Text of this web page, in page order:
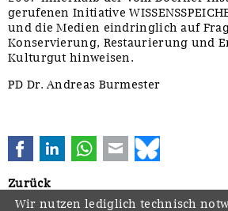
gerufenen Initiative
und die Medien eindringlich auf
Konservierung, Restaurierung und
Kulturgut hinweisen.
PD Dr. Andreas Burmester
FacebookLinkedInWhatsApp
E-mail
Zurück
Wir nutzen lediglich technisch